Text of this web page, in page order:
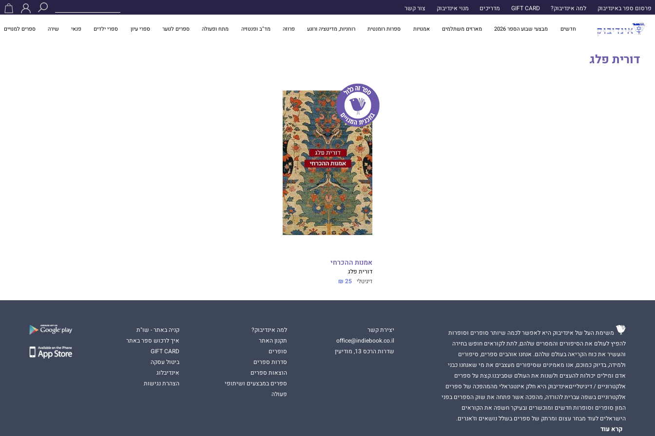
פרסום ספר באינדיבוק למה אינדיבוק? GIFT CARD מדריכים מנוי אינדיבוק צור קשר
חדשים מבצעי שבוע הספר 2026 מארזים משתלמים אמנויות ספרות רומנטית רוחניות, מדיטציה ורוגע פרוזה מד"ב ופנטזיה מתח ופעולה ספרים לנוער ספרי עיון ספרי ילדים פנאי שירה ספרים למנויים
דורית פלג
אמנות ההכרחי
דורית פלג
דיגיטלי 25 ₪
משימת העל של אינדיבוק היא לאפשר לכמה שיותר סופרים וסופרות
להפיץ לעולם את הסיפורים והמסרים שלהם, לתת לקוראים חופש בחירה
והעשיר את כוח הקריאה בעולם שלהם. אנחנו אוהבים ספרים, סיפורים
ולמידה, בדיוק כמוכם, אנו מאמינים שסיפורים מעצבים את מי שאנחנו כבני
אדם ומילים יכולות להעצים ולשנות את העולם שסביבנו.קצת על ספרים
אלקטרוניים / דיגיטלייםאינדיבוק היא חלק אינטגראלי מהמהפכה של ספרים
אלקטרוניים בשפה עברית להורדה, מהפכה אשר פתחה את שוק הספרים בפני
המון סופרים וסופרות חדשים ומוכשרים ובעיקר חשפה את הקוראים
הישראלים לעוד מבחר עצום ומרתק של ספרים בשלל נושאים וז'אנרים.
קרא עוד
יצירת קשר
office@indiebook.co.il
שדרות הרכס 13, מודיעין
למה אינדיבוק?
תקנון האתר
סופרים
סדרות ספרים
הוצאות ספרים
ספרים במבצעים ושיתופי
פעולה
קניה באתר - שו"ת
איך לרכוש ספר באתר
GIFT CARD
ביטול עסקה
אינדיבלוג
הצהרת נגישות